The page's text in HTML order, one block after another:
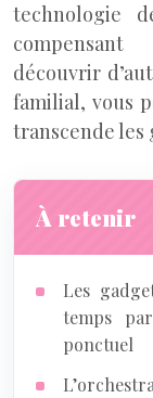
technologie
découvrir
familial, vous
transcende les
À retenir
Les
temps
ponctuel